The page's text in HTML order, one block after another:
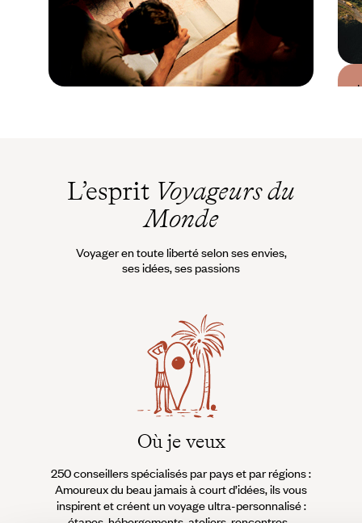
L’esprit Voyageurs du
Monde
Voyager en toute liberté selon ses envies,
ses idées, ses passions
Où je veux
250 conseillers spécialisés par pays et par régions :
Amoureux du beau jamais à court d’idées, ils vous
inspirent et créent un voyage ultra-personnalisé :